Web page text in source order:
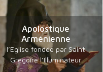
Apolostique
Arménienne
l’Eglise fondée par Saint
Grégoire l’Illuminateur